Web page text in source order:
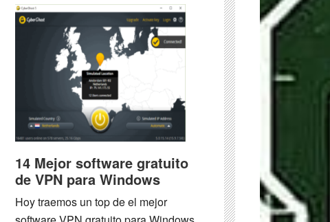
9
webs
más
seguras
para
descargar
ROMs
de
14 Mejor software gratuito
de VPN para Windows
Hoy traemos un top de el mejor